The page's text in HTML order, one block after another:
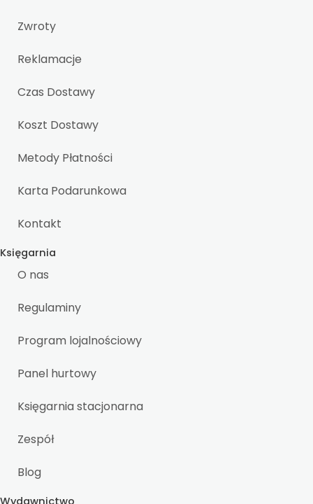
Zwroty
Reklamacje
Czas Dostawy
Koszt Dostawy
Metody Płatności
Karta Podarunkowa
Kontakt
Księgarnia
O nas
Regulaminy
Program lojalnościowy
Panel hurtowy
Księgarnia stacjonarna
Zespół
Blog
Wydawnictwo